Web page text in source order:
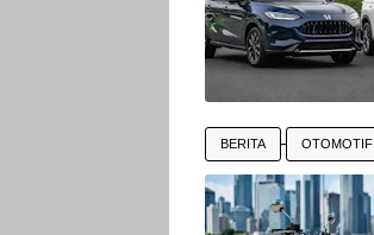
BERITA OTOMOTIF